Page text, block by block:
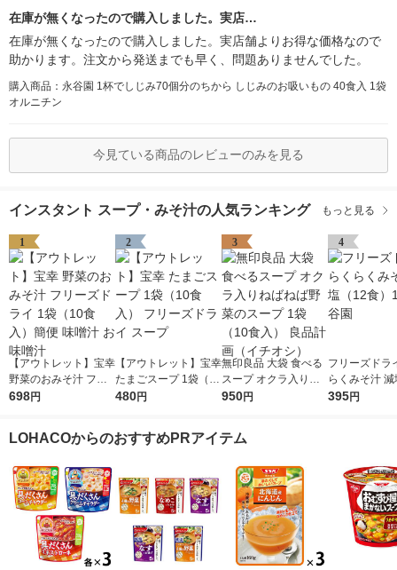
在庫が無くなったので購入しました。実店…
在庫が無くなったので購入しました。実店舗よりお得な価格なので
助かります。注文から発送までも早く、問題ありませんでした。
購入商品：永谷園 1杯でしじみ70個分のちから しじみのお吸いもの 40食入 1袋
オルニチン
今見ている商品のレビューのみを見る
インスタント スープ・みそ汁の人気ランキング もっと見る
1
【アウトレット】宝幸
野菜のおみそ汁 フリ
ーズドライ 1袋（10食
698円
2
【アウトレット】宝幸
たまごスープ 1袋（10
食入） フリーズドラ
480円
3
無印良品 大袋 食べる
スープ オクラ入りね
ばねば野菜のスープ 1
950円
4
フリーズドラ
らくみそ汁
食）1箱 永谷
395円
LOHACOからのおすすめPRアイテム